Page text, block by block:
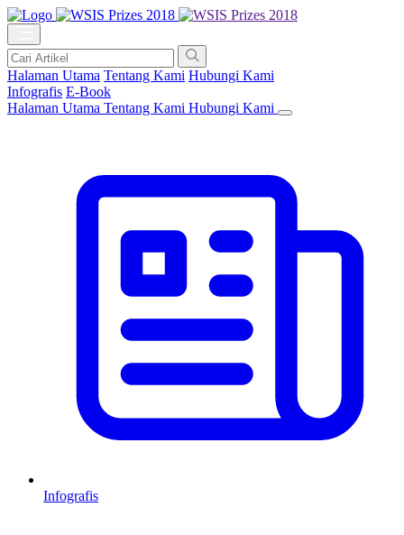
Halaman Utama Tentang Kami Hubungi Kami
Infografis E-Book
Halaman Utama Tentang Kami Hubungi Kami
Infografis